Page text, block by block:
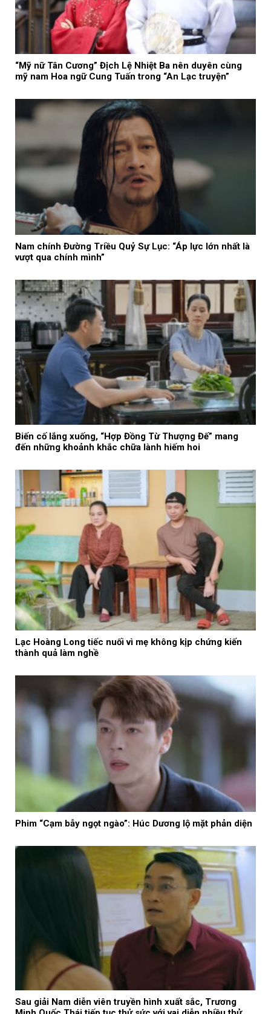
“Mỹ nữ Tân Cương” Địch Lệ Nhiệt Ba nên duyên cùng
mỹ nam Hoa ngữ Cung Tuấn trong “An Lạc truyện”
Nam chính Đường Triều Quỷ Sự Lục: “Áp lực lớn nhất là
vượt qua chính mình”
Biến cố lắng xuống, “Hợp Đồng Từ Thượng Đế” mang
đến những khoảnh khắc chữa lành hiếm hoi
Lạc Hoàng Long tiếc nuối vì mẹ không kịp chứng kiến
thành quả làm nghề
Phim “Cạm bẫy ngọt ngào”: Húc Dương lộ mặt phản diện
Sau giải Nam diễn viên truyền hình xuất sắc, Trương